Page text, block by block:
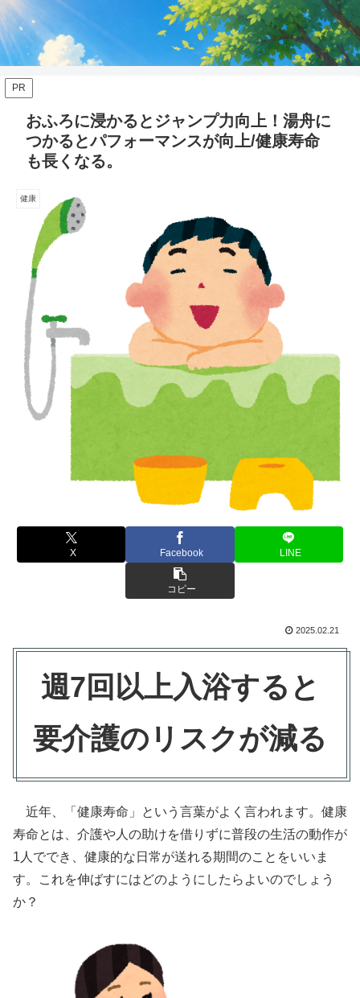
PR
おふろに浸かるとジャンプ力向上！湯舟に
つかるとパフォーマンスが向上/健康寿命
も長くなる。
健康
X Facebook LINE
コピー
2025.02.21
週7回以上入浴すると
要介護のリスクが減る
近年、「健康寿命」という言葉がよく言われます。健康
寿命とは、介護や人の助けを借りずに普段の生活の動作が
1人ででき、健康的な日常が送れる期間のことをいいま
す。これを伸ばすにはどのようにしたらよいのでしょう
か？